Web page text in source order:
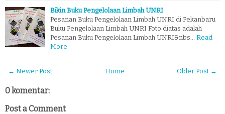
Bikin Buku Pengelolaan Limbah UNRI
Pesanan Buku Pengelolaan Limbah UNRI di Pekanbaru
Buku Pengelolaan Limbah UNRI Foto diatas adalah
Pesanan Buku Pengelolaan Limbah UNRI&nbs…
Read
More
← Newer Post Older Post →
Home
0 komentar:
Post a Comment